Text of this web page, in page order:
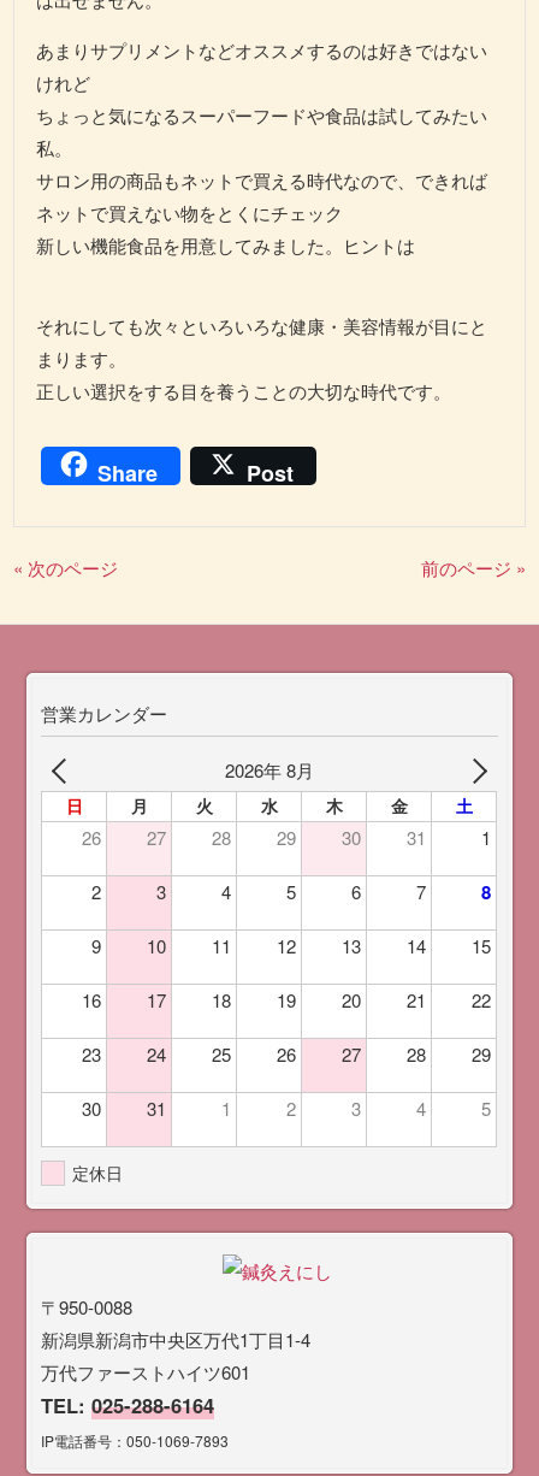
あまりサプリメントなどオススメするのは好きではない
けれど
ちょっと気になるスーパーフードや食品は試してみたい
私。
サロン用の商品もネットで買える時代なので、できれば
ネットで買えない物をとくにチェック
新しい機能食品を用意してみました。ヒントは
それにしても次々といろいろな健康・美容情報が目にと
まります。
正しい選択をする目を養うことの大切な時代です。
Share Post
« 次のページ 前のページ »
営業カレンダー
2026年 8月
日 月 火 水 木 金 土
26 27 28 29 30 31 1
2 3 4 5 6 7 8
9 10 11 12 13 14 15
16 17 18 19 20 21 22
23 24 25 26 27 28 29
30 31 1 2 3 4 5
定休日
〒950-0088
新潟県新潟市中央区万代1丁目1-4
万代ファーストハイツ601
TEL:025-288-6164
IP電話番号：050-1069-7893